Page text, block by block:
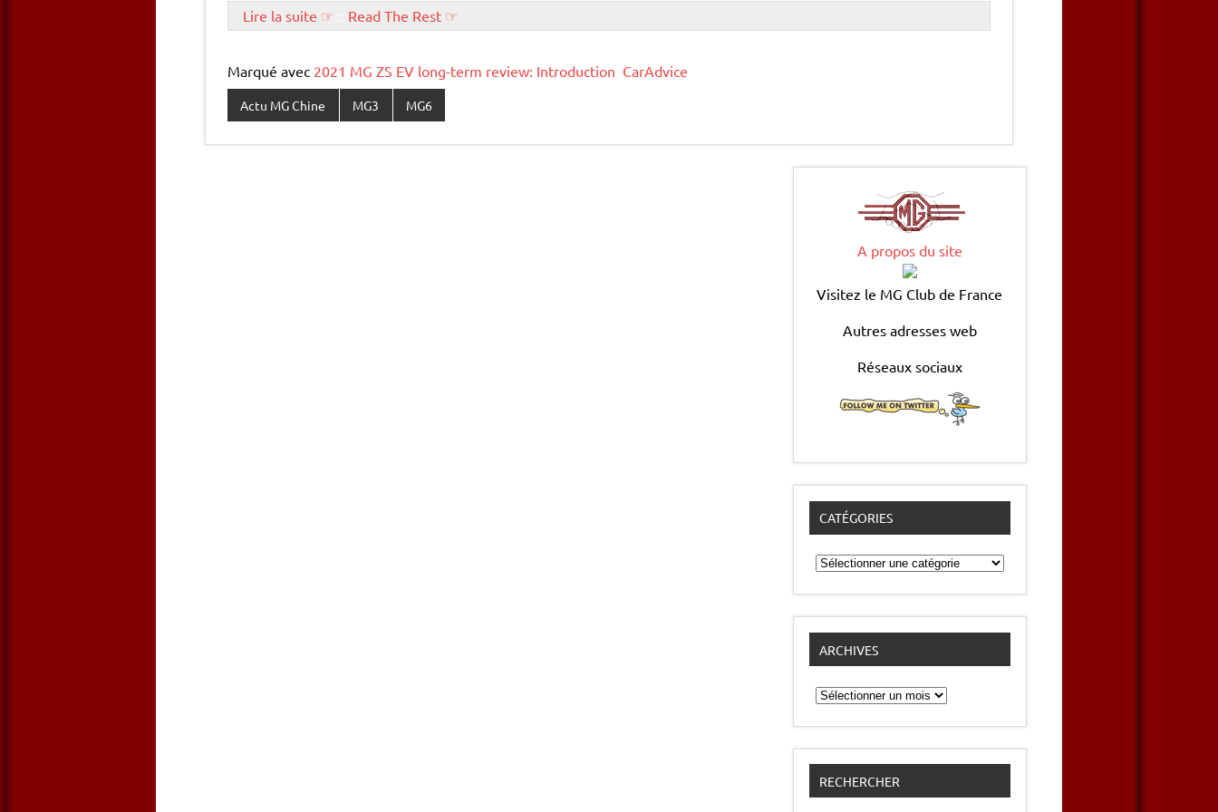
Lire la suite ☞ Read The Rest ☞
Marqué avec 2021 MG ZS EV long-term review: Introduction CarAdvice
Actu MG Chine MG3 MG6
A propos du site
Visitez le MG Club de France
Autres adresses web
Réseaux sociaux
CATÉGORIES
Catégories
ARCHIVES
Archives
RECHERCHER